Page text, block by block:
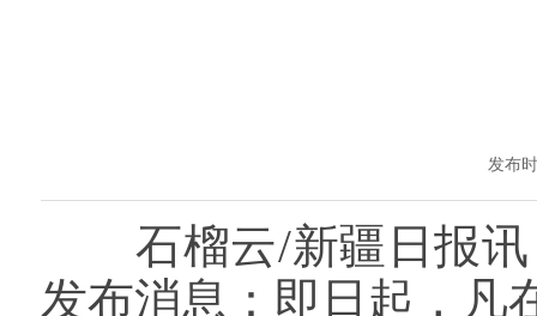
发布
石榴云/新疆日报讯
发布消息：即日起，凡